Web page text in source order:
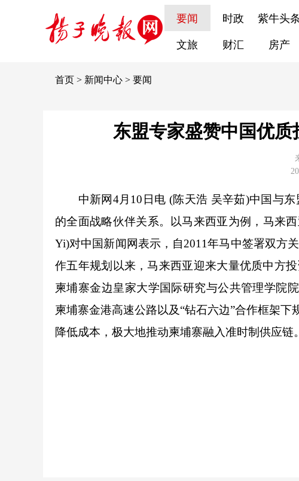
要闻 时政 紫牛头
文旅 财汇 房产
首页 > 新闻中心 > 要闻
东盟专家盛赞中国优
中新网4月10日电 (陈天浩 吴辛茹)中国与
的全面战略伙伴关系。以马来西亚为例，马来
Yi)对中国新闻网表示，自2011年马中签署双方
作五年规划以来，马来西亚迎来大量优质中方
柬埔寨金边皇家大学国际研究与公共管理学院
柬埔寨金港高速公路以及“钻石六边”合作框架
降低成本，极大地推动柬埔寨融入准时制供应链。